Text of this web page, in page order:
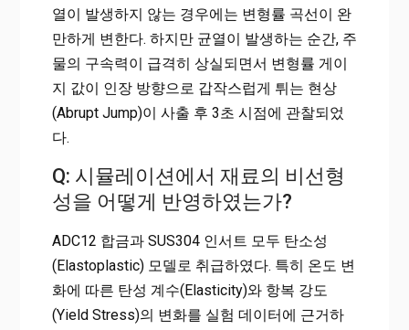
열이 발생하지 않는 경우에는 변형률 곡선이 완
만하게 변한다. 하지만 균열이 발생하는 순간, 주
물의 구속력이 급격히 상실되면서 변형률 게이
지 값이 인장 방향으로 갑작스럽게 튀는 현상
(Abrupt Jump)이 사출 후 3초 시점에 관찰되었
다.
Q: 시뮬레이션에서 재료의 비선형
성을 어떻게 반영하였는가?
ADC12 합금과 SUS304 인서트 모두 탄소성
(Elastoplastic) 모델로 취급하였다. 특히 온도 변
화에 따른 탄성 계수(Elasticity)와 항복 강도
(Yield Stress)의 변화를 실험 데이터에 근거하